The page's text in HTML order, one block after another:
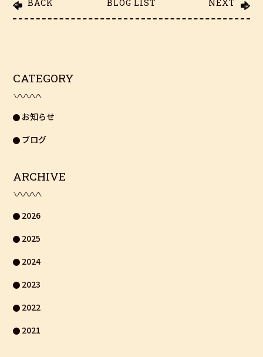
BACK BLOG LIST NEXT
CATEGORY
お知らせ
ブログ
ARCHIVE
2026
2025
2024
2023
2022
2021